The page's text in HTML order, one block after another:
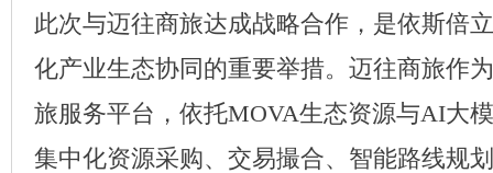
此次与迈往商旅达成战略合作，是依斯倍
化产业生态协同的重要举措。迈往商旅作
旅服务平台，依托MOVA生态资源与AI大
集中化资源采购、交易撮合、智能路线规